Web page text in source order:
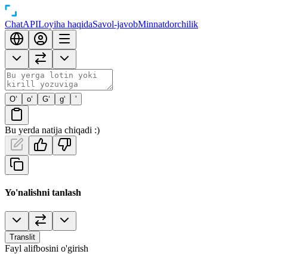
ChatAPILoyiha haqidaSavol-javobMinnatdorchilik
O‘ o‘ G‘ g‘ ’
Bu yerda natija chiqadi :)
Yo'nalishni tanlash
Translit
Fayl alifbosini o'girish